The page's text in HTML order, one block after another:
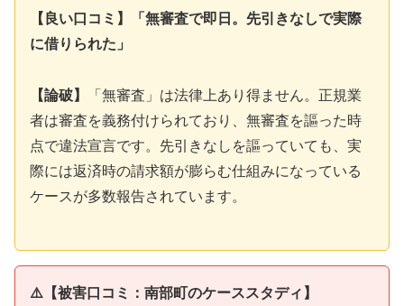
【良い口コミ】「無審査で即日。先引きなしで実際
に借りられた」
【論破】
「無審査」は法律上あり得ません。正規業
者は審査を義務付けられており、無審査を謳った時
点で違法宣言です。先引きなしを謳っていても、実
際には返済時の請求額が膨らむ仕組みになっている
ケースが多数報告されています。
⚠️【被害口コミ：南部町のケーススタディ】